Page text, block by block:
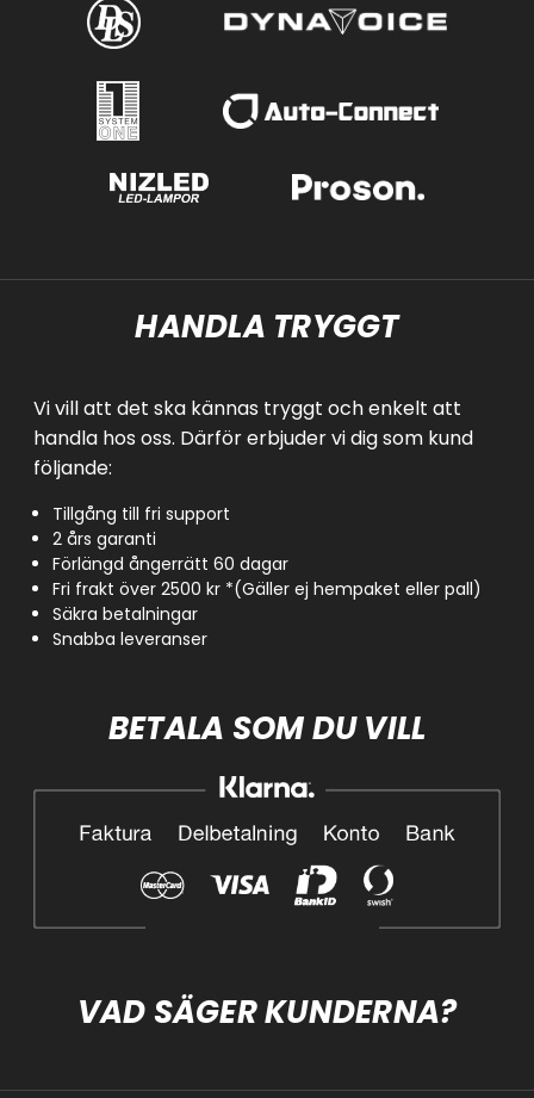
HANDLA TRYGGT
Vi vill att det ska kännas tryggt och enkelt att
handla hos oss. Därför erbjuder vi dig som kund
följande:
Tillgång till fri support
2 års garanti
Förlängd ångerrätt 60 dagar
Fri frakt över 2500 kr *(Gäller ej hempaket eller pall)
Säkra betalningar
Snabba leveranser
BETALA SOM DU VILL
VAD SÄGER KUNDERNA?